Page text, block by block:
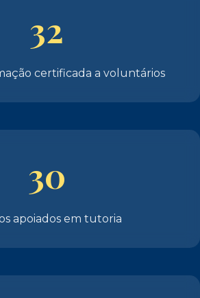
32
certificada a voluntários
30
apoiados em tutoria